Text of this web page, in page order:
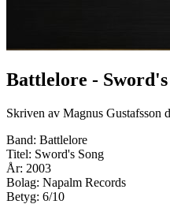
Battlelore - Sword's
Skriven av Magnus Gustafsson
Band: Battlelore
Titel: Sword's Song
År: 2003
Bolag: Napalm Records
Betyg: 6/10